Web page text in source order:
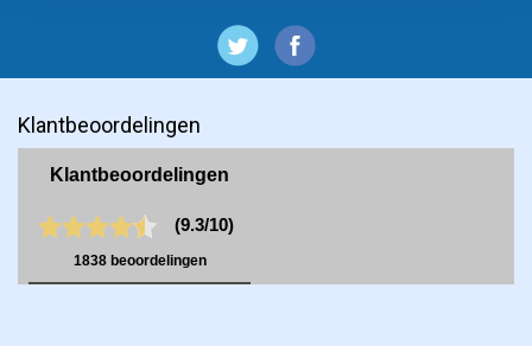
Klantbeoordelingen